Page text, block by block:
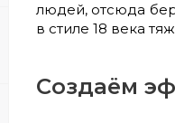
людей, отсюда
в стиле 18 века
Создаём